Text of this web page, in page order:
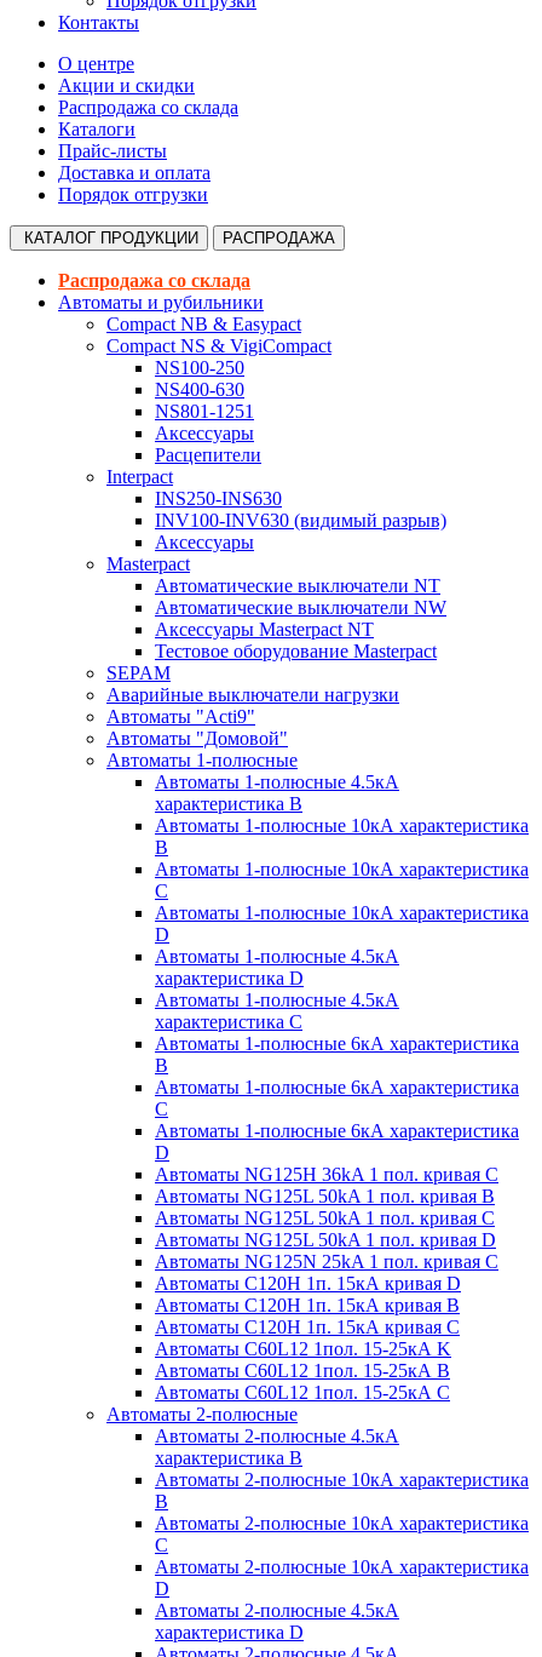
Контакты
О центре
Акции и скидки
Распродажа со склада
Каталоги
Прайс-листы
Доставка и оплата
Порядок отгрузки
КАТАЛОГ ПРОДУКЦИИ РАСПРОДАЖА
Распродажа со склада
Автоматы и рубильники
Compact NB & Easypact
Compact NS & VigiCompact
NS100-250
NS400-630
NS801-1251
Аксессуары
Расцепители
Interpact
INS250-INS630
INV100-INV630 (видимый разрыв)
Аксессуары
Masterpact
Автоматические выключатели NT
Автоматические выключатели NW
Аксессуары Masterpact NT
Тестовое оборудование Masterpact
SEPAM
Аварийные выключатели нагрузки
Автоматы "Acti9"
Автоматы "Домовой"
Автоматы 1-полюсные
Автоматы 1-полюсные 4.5кА
характеристика В
Автоматы 1-полюсные 10кА характеристика
B
Автоматы 1-полюсные 10кА характеристика
C
Автоматы 1-полюсные 10кА характеристика
D
Автоматы 1-полюсные 4.5кА
характеристика D
Автоматы 1-полюсные 4.5кА
характеристика С
Автоматы 1-полюсные 6кА характеристика
B
Автоматы 1-полюсные 6кА характеристика
C
Автоматы 1-полюсные 6кА характеристика
D
Автоматы NG125H 36kA 1 пол. кривая C
Автоматы NG125L 50kA 1 пол. кривая B
Автоматы NG125L 50kA 1 пол. кривая C
Автоматы NG125L 50kA 1 пол. кривая D
Автоматы NG125N 25kA 1 пол. кривая C
Автоматы С120H 1п. 15кА кривая D
Автоматы С120H 1п. 15кА кривая В
Автоматы С120H 1п. 15кА кривая С
Автоматы С60L12 1пол. 15-25кА K
Автоматы С60L12 1пол. 15-25кА В
Автоматы С60L12 1пол. 15-25кА С
Автоматы 2-полюсные
Автоматы 2-полюсные 4.5кА
характеристика В
Автоматы 2-полюсные 10кА характеристика
B
Автоматы 2-полюсные 10кА характеристика
C
Автоматы 2-полюсные 10кА характеристика
D
Автоматы 2-полюсные 4.5кА
характеристика D